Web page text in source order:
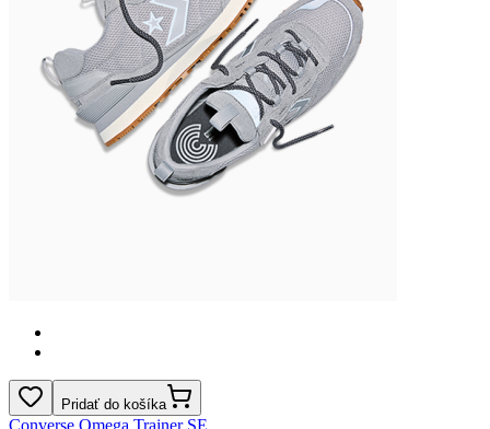
Pridať do košíka
Converse Omega Trainer SE